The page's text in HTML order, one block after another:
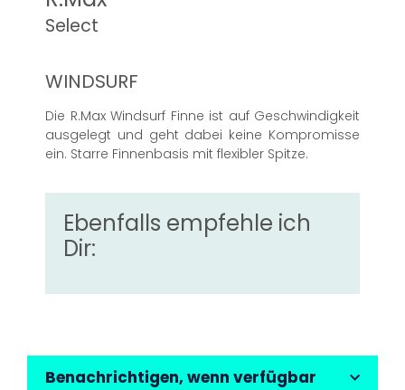
Select
WINDSURF
Die R.Max Windsurf Finne ist auf Geschwindigkeit
ausgelegt und geht dabei keine Kompromisse
ein. Starre Finnenbasis mit flexibler Spitze.
Ebenfalls empfehle ich
Dir:
Benachrichtigen, wenn verfügbar